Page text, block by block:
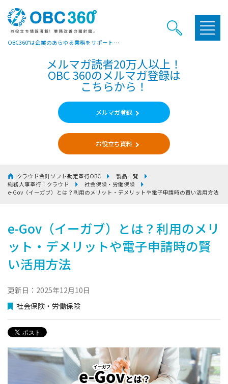
OBC360°は企業のあらゆる業務をサポートするヒントやお役立ち情報をご提供しています
メルマガ読者20万人以上！
OBC 360のメルマガ登録は
こちらから！
メルマガ登録
お役立ち資料
クラウド会計ソフト勘定奉行OBC
製品一覧
総務人事奉行ｉクラウド
社会保険・労働保険
e-Gov（イーガブ）とは？利用のメリット・デメリットや電子申請時の賢い活用方法
e-Gov（イーガブ）とは？利用のメリ
ット・デメリットや電子申請時の賢
い活用方法
更新日：2025年12月10日
社会保険・労働保険